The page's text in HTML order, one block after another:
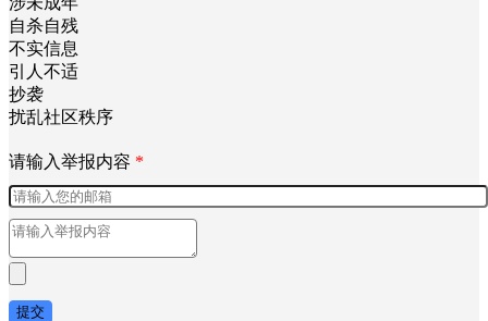
自杀自残
不实信息
引人不适
抄袭
扰乱社区秩序
请输入举报内容 *
提交